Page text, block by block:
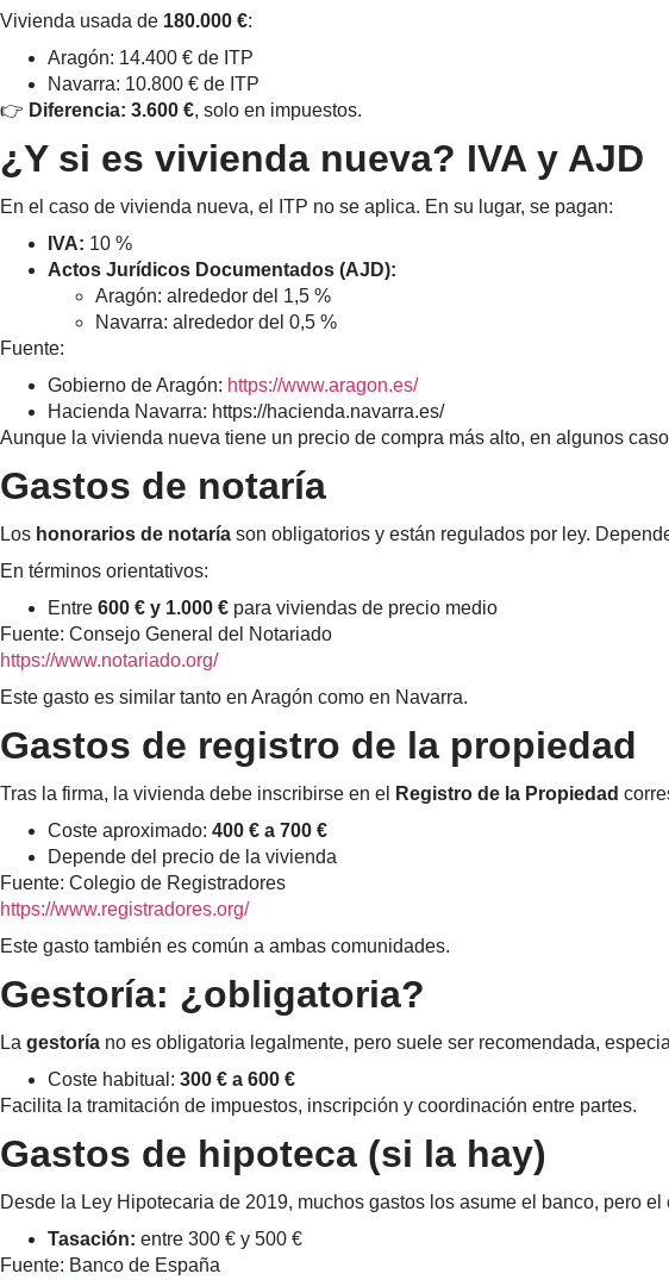
Vivienda usada de 180.000 €:
Aragón: 14.400 € de ITP
Navarra: 10.800 € de ITP
👉 Diferencia: 3.600 €, solo en impuestos.
¿Y si es vivienda nueva? IVA y AJD
En el caso de vivienda nueva, el ITP no se aplica. En su lugar, se pagan:
IVA: 10 %
Actos Jurídicos Documentados (AJD):
Aragón: alrededor del 1,5 %
Navarra: alrededor del 0,5 %
Fuente:
Gobierno de Aragón: https://www.aragon.es/
Hacienda Navarra: https://hacienda.navarra.es/
Aunque la vivienda nueva tiene un precio de compra más alto, en algunos
Gastos de notaría
Los honorarios de notaría son obligatorios y están regulados por ley.
En términos orientativos:
Entre 600 € y 1.000 € para viviendas de precio medio
Fuente: Consejo General del Notariado
https://www.notariado.org/
Este gasto es similar tanto en Aragón como en Navarra.
Gastos de registro de la propiedad
Tras la firma, la vivienda debe inscribirse en el Registro de la Propiedad
Coste aproximado: 400 € a 700 €
Depende del precio de la vivienda
Fuente: Colegio de Registradores
https://www.registradores.org/
Este gasto también es común a ambas comunidades.
Gestoría: ¿obligatoria?
La gestoría no es obligatoria legalmente, pero suele ser recomendada,
Coste habitual: 300 € a 600 €
Facilita la tramitación de impuestos, inscripción y coordinación entre partes.
Gastos de hipoteca (si la hay)
Desde la Ley Hipotecaria de 2019, muchos gastos los asume el banco, pero
Tasación: entre 300 € y 500 €
Fuente: Banco de España